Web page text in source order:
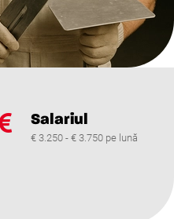
Salariul
€ 3.250 - € 3.750 pe lună